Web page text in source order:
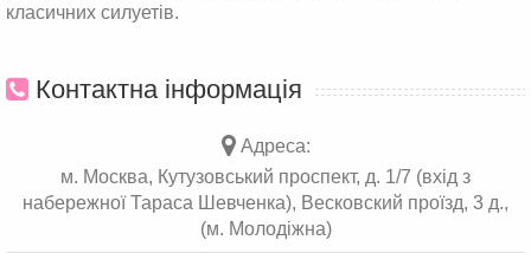
класичних силуетів.
Контактна інформація
Адреса:
м. Москва, Кутузовський проспект, д. 1/7 (вхід з
набережної Тараса Шевченка), Весковский проїзд, 3 д.,
(м. Молодіжна)